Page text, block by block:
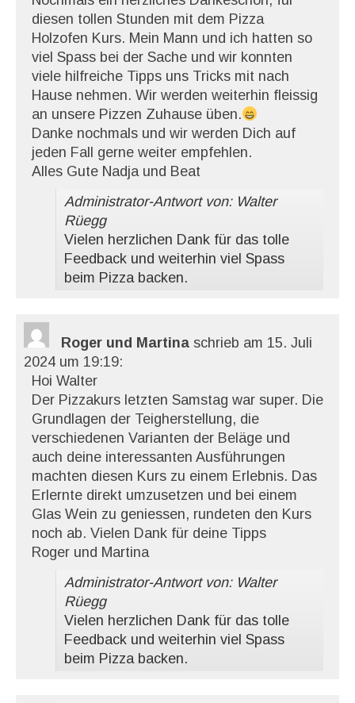
diesen tollen Stunden mit dem Pizza
Holzofen Kurs. Mein Mann und ich hatten so
viel Spass bei der Sache und wir konnten
viele hilfreiche Tipps uns Tricks mit nach
Hause nehmen. Wir werden weiterhin fleissig
an unsere Pizzen Zuhause üben.
Danke nochmals und wir werden Dich auf
jeden Fall gerne weiter empfehlen.
Alles Gute Nadja und Beat
Administrator-Antwort von: Walter
Rüegg
Vielen herzlichen Dank für das tolle
Feedback und weiterhin viel Spass
beim Pizza backen.
Roger und Martina schrieb am 15. Juli
2024 um 19:19:
Hoi Walter
Der Pizzakurs letzten Samstag war super. Die
Grundlagen der Teigherstellung, die
verschiedenen Varianten der Beläge und
auch deine interessanten Ausführungen
machten diesen Kurs zu einem Erlebnis. Das
Erlernte direkt umzusetzen und bei einem
Glas Wein zu geniessen, rundeten den Kurs
noch ab. Vielen Dank für deine Tipps
Roger und Martina
Administrator-Antwort von: Walter
Rüegg
Vielen herzlichen Dank für das tolle
Feedback und weiterhin viel Spass
beim Pizza backen.